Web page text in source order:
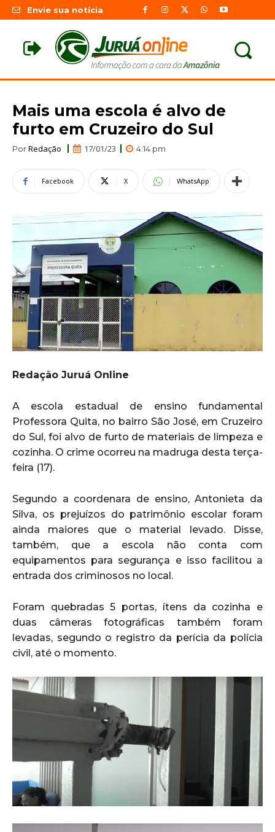
Envie sua notícia
Mais uma escola é alvo de
furto em Cruzeiro do Sul
PorRedação 17/01/23 4:14 pm
Facebook X WhatsApp
Redação Juruá Online
A escola estadual de ensino fundamental
Professora Quita, no bairro São José, em Cruzeiro
do Sul, foi alvo de furto de materiais de limpeza e
cozinha. O crime ocorreu na madruga desta terça-
feira (17).
Segundo a coordenara de ensino, Antonieta da
Silva, os prejuízos do patrimônio escolar foram
ainda maiores que o material levado. Disse,
também, que a escola não conta com
equipamentos para segurança e isso facilitou a
entrada dos criminosos no local.
Foram quebradas 5 portas, ítens da cozinha e
duas câmeras fotográficas também foram
levadas, segundo o registro da perícia da polícia
civil, até o momento.